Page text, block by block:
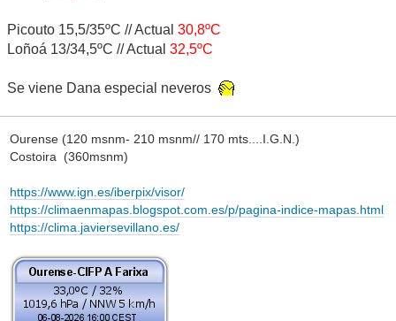
Picouto 15,5/35ºC // Actual 30,8ºC
Loñoá 13/34,5ºC // Actual 32,5ºC
Se viene Dana especial neveros
Ourense (120 msnm- 210 msnm// 170 mts....I.G.N.)
Costoira (360msnm)
https://www.ign.es/iberpix/visor/
https://climaenmapas.blogspot.com.es/p/pagina-indice-mapas.html
https://clima.javiersevillano.es/